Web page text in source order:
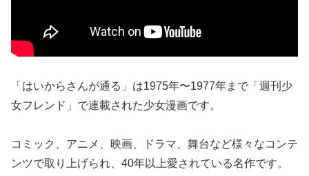
「はいからさんが通る」は1975年〜1977年まで「週刊少
女フレンド」で連載された少女漫画です。
コミック、アニメ、映画、ドラマ、舞台など様々なコンテ
ンツで取り上げられ、40年以上愛されている名作です。